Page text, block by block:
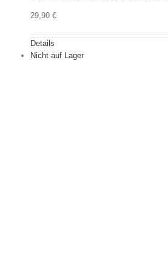
29,90 €
Details
Nicht auf Lager